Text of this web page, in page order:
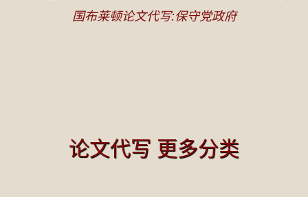
国布莱顿论文代写:保守党政府
论文代写 更多分类